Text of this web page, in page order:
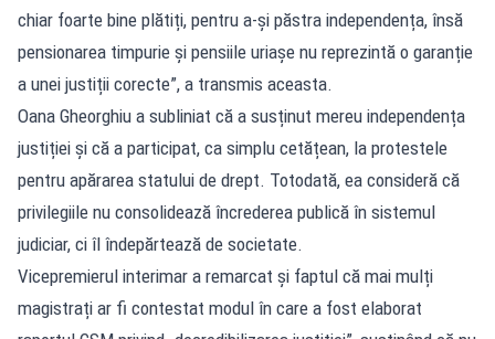
chiar foarte bine plătiți, pentru a-și păstra independența, însă
pensionarea timpurie și pensiile uriașe nu reprezintă o garanție
a unei justiții corecte”, a transmis aceasta.
Oana Gheorghiu a subliniat că a susținut mereu independența
justiției și că a participat, ca simplu cetățean, la protestele
pentru apărarea statului de drept. Totodată, ea consideră că
privilegiile nu consolidează încrederea publică în sistemul
judiciar, ci îl îndepărtează de societate.
Vicepremierul interimar a remarcat și faptul că mai mulți
magistrați ar fi contestat modul în care a fost elaborat